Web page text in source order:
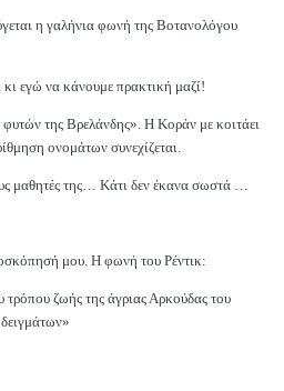
η γαλήνια φωνή της Βοτανολόγου
κι εγώ να κάνουμε πρακτική μαζί!
της Βρελάνδης». Η Κοράν με κοιτάει
ονομάτων συνεχίζεται.
μαθητές της… Κάτι δεν έκανα σωστά …
μου. Η φωνή του Ρέντικ:
τρόπου ζωής της άγριας Αρκούδας του